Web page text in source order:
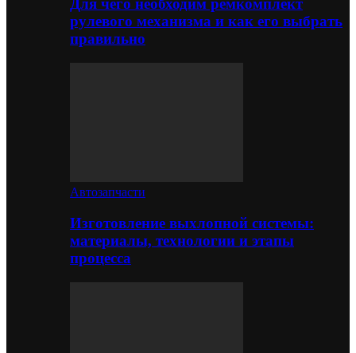
Для чего необходим ремкомплект
рулевого механизма и как его выбрать
правильно
Автозапчасти
Изготовление выхлопной системы:
материалы, технологии и этапы
процесса